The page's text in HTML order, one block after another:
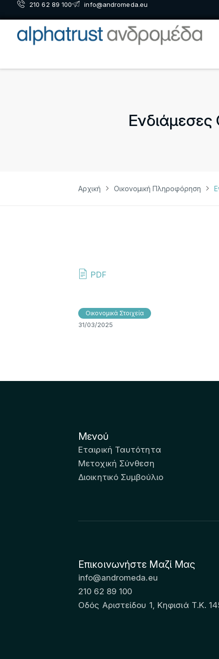
210 62 89 100 info@andromeda.eu
Ενδιάμεσες
Αρχική Οικονομική Πληροφόρηση
PDF
Οικονομικά Στοιχεία
31/03/2025
Μενού
Εταιρική Ταυτότητα
Μετοχική Σύνθεση
Διοικητικό Συμβούλιο
Επικοινωνήστε Μαζί Μας
info@andromeda.eu
210 62 89 100
Οδός Αριστείδου 1, Κηφισιά Τ.Κ.